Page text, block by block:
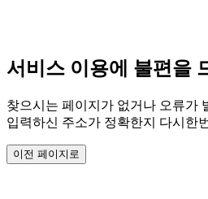
서비스 이용에 불편을
찾으시는 페이지가 없거나 오류가
입력하신 주소가 정확한지 다시한
이전 페이지로